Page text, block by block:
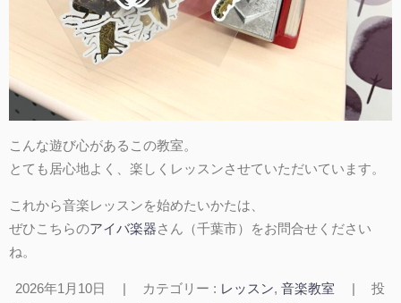
こんな遊び心があるこの教室。
とても居心地よく、楽しくレッスンさせていただいています。
これから音楽レッスンを始めたいかたは、
ぜひこちらのアイバ楽器さん（千葉市）をお問合せください
ね。
2026年1月10日 カテゴリー : レッスン,音楽教室
投